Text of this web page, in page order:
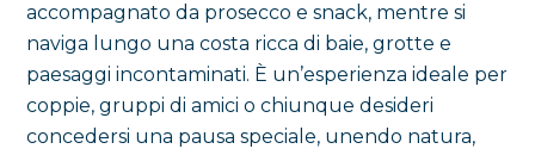
accompagnato da prosecco e snack, mentre si
naviga lungo una costa ricca di baie, grotte e
paesaggi incontaminati. È un’esperienza ideale per
coppie, gruppi di amici o chiunque desideri
concedersi una pausa speciale, unendo natura,